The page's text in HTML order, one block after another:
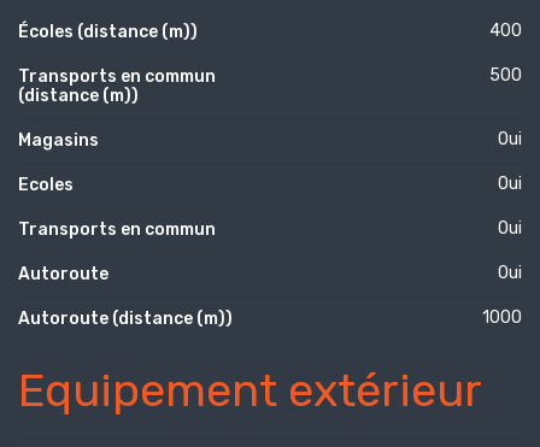
Écoles (distance (m)) 400
Transports en commun
(distance (m))
500
Magasins Oui
Ecoles Oui
Transports en commun Oui
Autoroute Oui
Autoroute (distance (m)) 1000
Equipement extérieur